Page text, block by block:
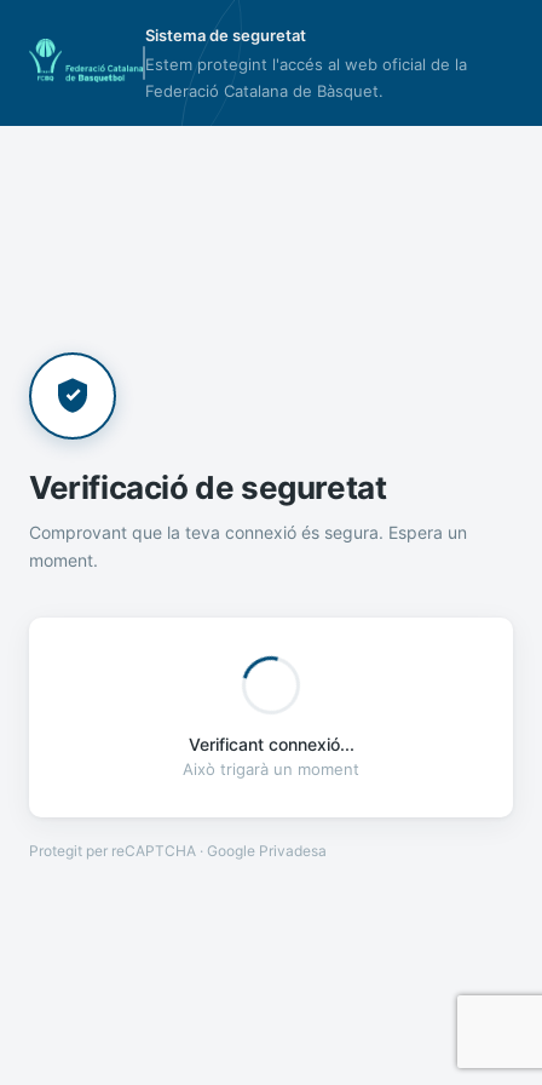
Sistema de seguretat
Estem protegint l'accés al web oficial de la
Federació Catalana de Bàsquet.
Verificació de seguretat
Comprovant que la teva connexió és segura. Espera un
moment.
Verificant connexió...
Això trigarà un moment
Protegit per reCAPTCHA · Google Privadesa